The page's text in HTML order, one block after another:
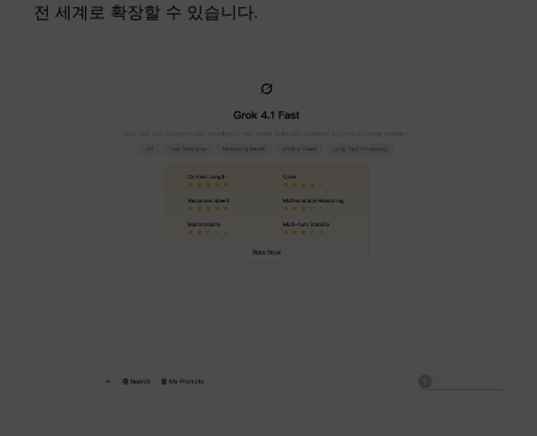
전 세계로 확장할 수 있습니다.